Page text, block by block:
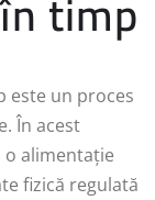
este un proces
În acest
o alimentație
fizică regulată